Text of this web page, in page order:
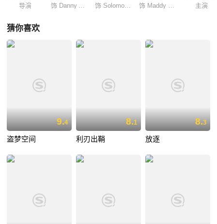
导演 主演
猜你喜欢
9.4
盗梦空间
8.1
利刃出鞘
8.3
放逐